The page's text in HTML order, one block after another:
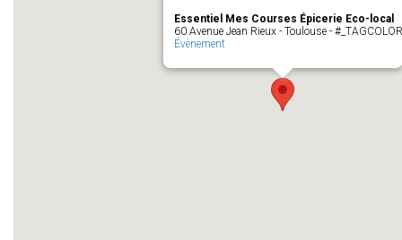
Essentiel Mes Courses Épicerie Eco-local
60 Avenue Jean Rieux - Toulouse - #_TAGCOLOR
Évènement